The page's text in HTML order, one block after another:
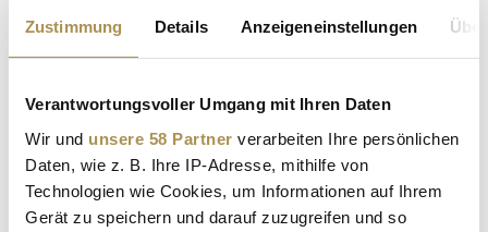
Zustimmung Details Anzeigeneinstellungen
Verantwortungsvoller Umgang mit Ihren Daten
Wir und unsere 58 Partner verarbeiten Ihre persönlichen
Daten, wie z. B. Ihre IP-Adresse, mithilfe von
Technologien wie Cookies, um Informationen auf Ihrem
Gerät zu speichern und darauf zuzugreifen und so